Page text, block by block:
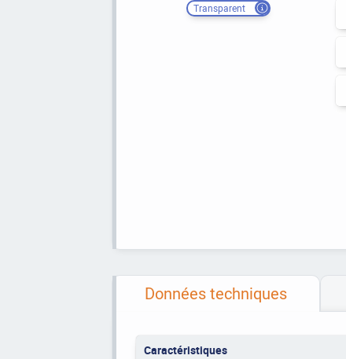
Transparent
Données techniques
Caractéristiques